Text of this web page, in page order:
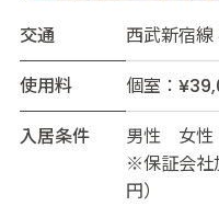
交通
西武新宿
使用料
個室：
入居条件
男性 女性
※保証会社
円）